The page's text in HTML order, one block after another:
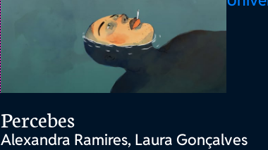
Percebes
Alexandra Ramires, Laura Gonçalves